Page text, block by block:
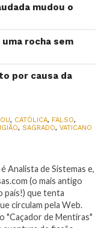
mudou o
rocha sem
por causa da
, CATÓLICA, FALSO,
, SAGRADO, VATICANO
Analista de Sistemas e,
(o mais antigo
país!) que tenta
circulam pela Web.
"Caçador de Mentiras"